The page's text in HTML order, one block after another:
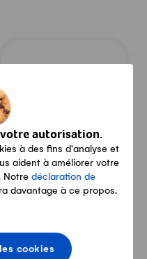
votre autorisation.
à des fins d'analyse et
aident à améliorer votre
Notre déclaration de
davantage à ce propos.
cookies